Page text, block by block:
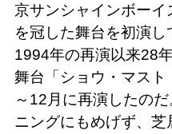
京サンシャインボー
を冠した舞台を初演
1994年の再演以来28
舞台「ショウ・マス
～12月に再演したの
ニングにもめげず、